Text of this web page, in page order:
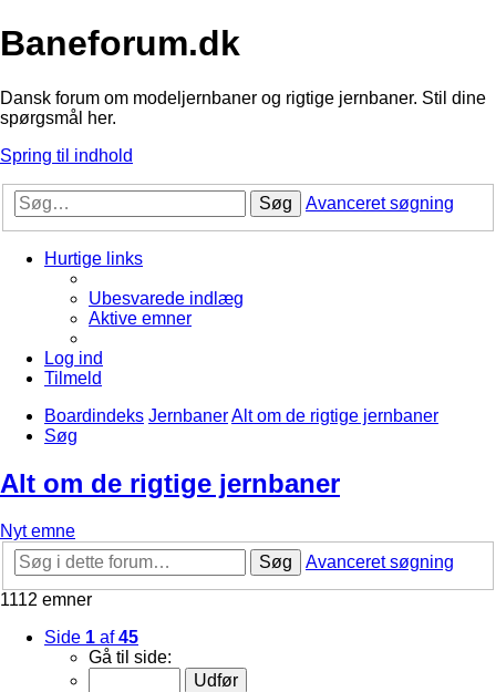
Baneforum.dk
Dansk forum om modeljernbaner og rigtige jernbaner. Stil dine
spørgsmål her.
Spring til indhold
Søg Avanceret søgning
Hurtige links
Ubesvarede indlæg
Aktive emner
Log ind
Tilmeld
Boardindeks JernbanerAlt om de rigtige jernbaner
Søg
Alt om de rigtige jernbaner
Nyt emne
Søg
Avanceret søgning
1112 emner
Side 1 af45
Gå til side: